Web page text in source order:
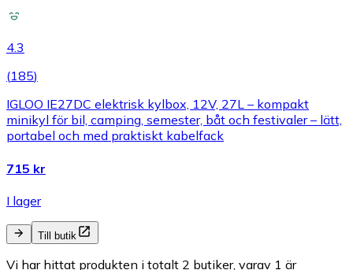
4.3
(185)
IGLOO IE27DC elektrisk kylbox, 12V, 27L – kompakt
minikyl för bil, camping, semester, båt och festivaler – lätt,
portabel och med praktiskt kabelfack
715 kr
I lager
Till butik
Vi har hittat produkten i totalt 2 butiker, varav 1 är